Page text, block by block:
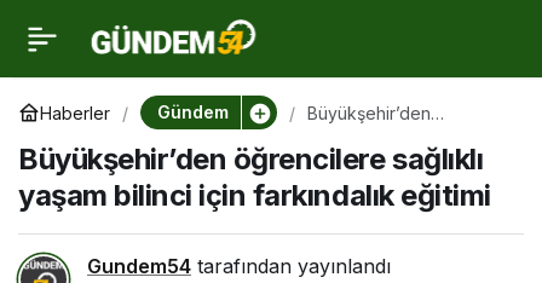
Haberler Gündem
Büyükşehir’den
yaşam bilinci için
farkındalık eğitimi
Büyükşehir’den öğrencilere sağlıklı
yaşam bilinci için farkındalık eğitimi
Gundem54 tarafından yayınlandı
Büyükşehir’den
öğrencilere sağlıklı
yaşam bilinci için
farkındalık eğitimi